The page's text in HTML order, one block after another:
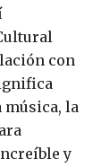
con
la
y